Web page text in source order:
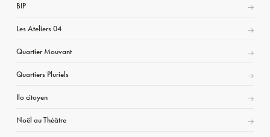
BIP
Les Ateliers 04
Quartier Mouvant
Quartiers Pluriels
Ilo citoyen
Noël au Théâtre